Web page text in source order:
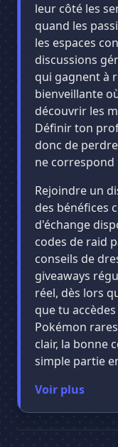
leur côté les
quand les
les espaces
discussions
qui gagnent à
bienveillante
découvrir les
Définir ton
donc de
ne correspond
Rejoindre un
des bénéfices
d'échange
codes de raid
conseils de
giveaways
réel, dès lors
que tu
Pokémon
clair, la bonne
simple partie
Voir plus